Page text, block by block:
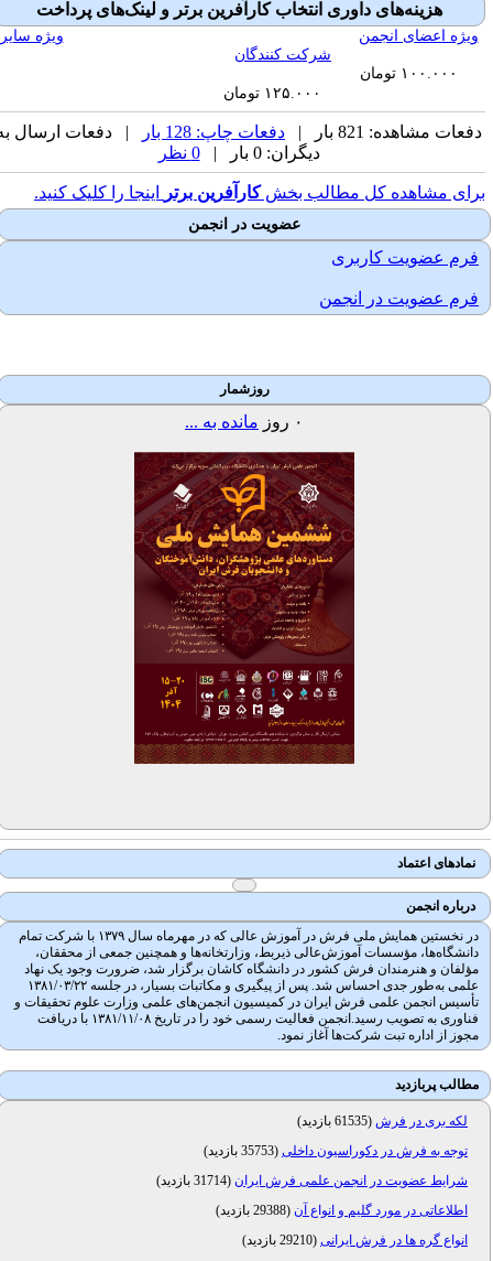
هزینه‌های داوری انتخاب کارآفرین برتر و لینک‌های پرداخت
ویژه اعضای انجمن
ویژه سایر
شرکت کنندگان
۱۰۰.۰۰۰ تومان
۱۲۵.۰۰۰ تومان
مشاهده: 821 بار | دفعات چاپ: 128 بار
| دفعات ارسال به
دیگران: 0 بار |
مشاهده کل مطالب بخش کارآفرین برتراینجا را کلیک کنید.
عضویت در انجمن
فرم عضویت کاربری
فرم عضویت در انجمن
روزشمار
روزمانده به ...
نمادهای اعتماد
درباره انجمن
در نخستین همایش ملی فرش در آموزش عالی که در مهرماه سال ۱۳۷۹ با شرکت تمام
دانشگاه‌ها، مؤسسات آموزش‌عالی ذیربط، وزارتخانه‌ها و همچنین جمعی از محققان،
مؤلفان و هنرمندان فرش کشور در دانشگاه کاشان برگزار شد، ضرورت وجود یک نهاد
علمی به‌طور جدی احساس شد. پس از پیگیری و مکاتبات بسیار، در جلسه ۱۳۸۱/۰۳/۲۲
تأسیس انجمن علمی فرش ایران در کمیسیون انجمن‌های علمی وزارت علوم تحقیقات و
فناوری به تصویب رسید.انجمن فعالیت رسمی خود را در تاریخ ۱۳۸۱/۱۱/۰۸ با دریافت
مجوز از اداره تبت شرکت‌ها آغاز نمود.
مطالب پربازدید
لکه بری در فرش( 61535 بازدید
)
توجه به فرش در دکوراسیون داخلی( 35753 بازدید
)
شرایط عضویت در انجمن علمی فرش ایران (31714 بازدید
)
اطلاعاتی در مورد گلیم و انواع آن (29388 بازدید
)
انواع گره ها در فرش ایرانی( 29210 بازدید
)